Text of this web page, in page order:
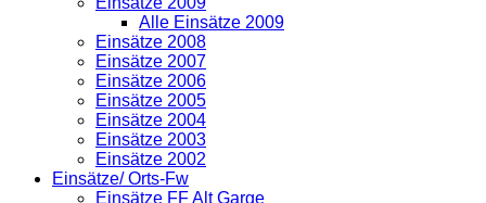
Alle Einsätze 2009
Einsätze 2008
Einsätze 2007
Einsätze 2006
Einsätze 2005
Einsätze 2004
Einsätze 2003
Einsätze 2002
Einsätze/ Orts-Fw
Einsätze FF Alt Garge